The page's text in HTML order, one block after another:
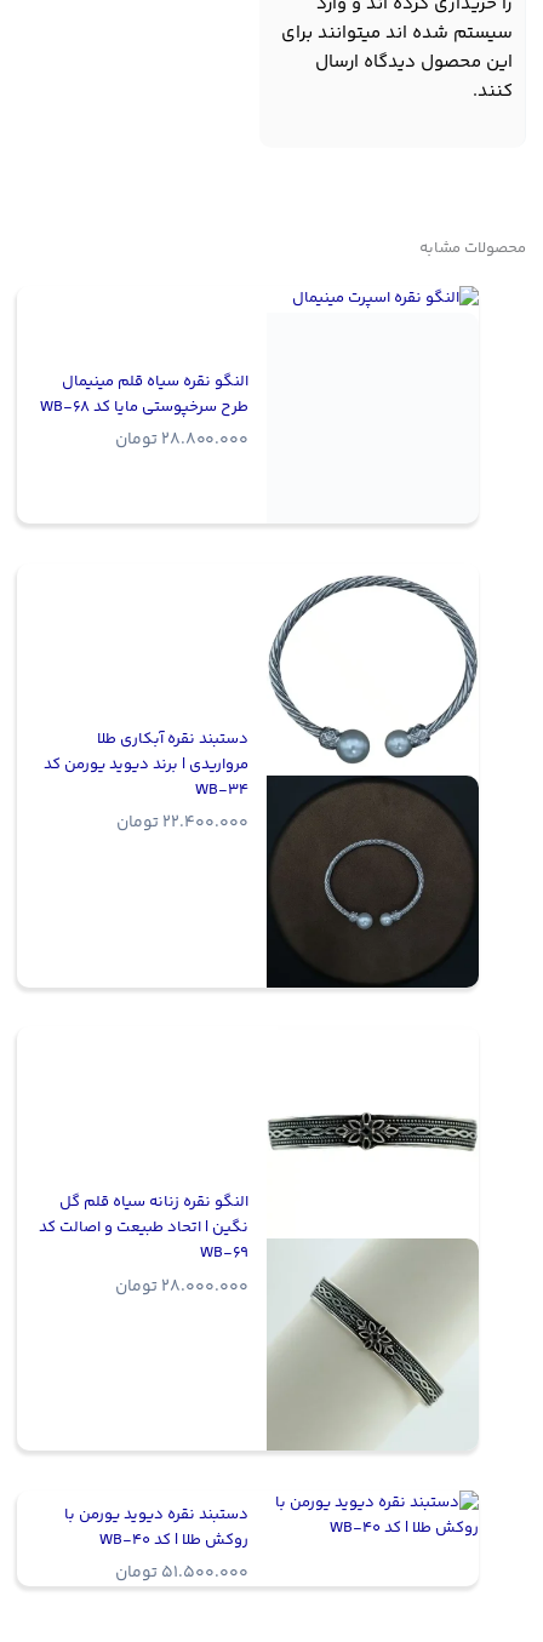
سیستم شده اند میتوانند برای
این محصول دیدگاه ارسال
کنند.
محصولات مشابه
النگو نقره سیاه قلم مینیمال
طرح سرخپوستی مایا کد WB-68
28.800.000 تومان
دستبند نقره آبکاری طلا
مرواریدی | برند دیوید یورمن کد
WB-34
22.400.000 تومان
النگو نقره زنانه سیاه قلم گل
نگین | اتحاد طبیعت و اصالت کد
WB-69
28.000.000 تومان
دستبند نقره دیوید یورمن با
روکش طلا | کد WB-40
51.500.000 تومان